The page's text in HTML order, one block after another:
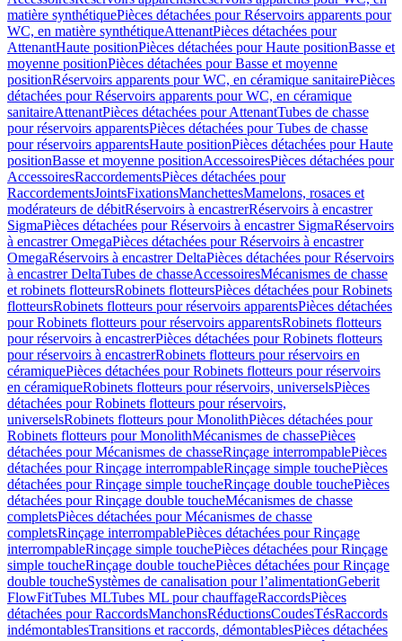
matière synthétiquePièces détachées pour Réservoirs apparents pour
WC, en matière synthétiqueAttenantPièces détachées pour
AttenantHaute positionPièces détachées pour Haute positionBasse et
moyenne positionPièces détachées pour Basse et moyenne
positionRéservoirs apparents pour WC, en céramique sanitairePièces
détachées pour Réservoirs apparents pour WC, en céramique
sanitaireAttenantPièces détachées pour AttenantTubes de chasse
pour réservoirs apparentsPièces détachées pour Tubes de chasse
pour réservoirs apparentsHaute positionPièces détachées pour Haute
positionBasse et moyenne positionAccessoiresPièces détachées pour
AccessoiresRaccordementsPièces détachées pour
RaccordementsJointsFixationsManchettesMamelons, rosaces et
modérateurs de débitRéservoirs à encastrerRéservoirs à encastrer
SigmaPièces détachées pour Réservoirs à encastrer SigmaRéservoirs
à encastrer OmegaPièces détachées pour Réservoirs à encastrer
OmegaRéservoirs à encastrer DeltaPièces détachées pour Réservoirs
à encastrer DeltaTubes de chasseAccessoiresMécanismes de chasse
et robinets flotteursRobinets flotteursPièces détachées pour Robinets
flotteursRobinets flotteurs pour réservoirs apparentsPièces détachées
pour Robinets flotteurs pour réservoirs apparentsRobinets flotteurs
pour réservoirs à encastrerPièces détachées pour Robinets flotteurs
pour réservoirs à encastrerRobinets flotteurs pour réservoirs en
céramiquePièces détachées pour Robinets flotteurs pour réservoirs
en céramiqueRobinets flotteurs pour réservoirs, universelsPièces
détachées pour Robinets flotteurs pour réservoirs,
universelsRobinets flotteurs pour MonolithPièces détachées pour
Robinets flotteurs pour MonolithMécanismes de chassePièces
détachées pour Mécanismes de chasseRinçage interrompablePièces
détachées pour Rinçage interrompableRinçage simple touchePièces
détachées pour Rinçage simple toucheRinçage double touchePièces
détachées pour Rinçage double toucheMécanismes de chasse
completsPièces détachées pour Mécanismes de chasse
completsRinçage interrompablePièces détachées pour Rinçage
interrompableRinçage simple touchePièces détachées pour Rinçage
simple toucheRinçage double touchePièces détachées pour Rinçage
double toucheSystèmes de canalisation pour l’alimentationGeberit
FlowFitTubes MLTubes ML pour chauffageRaccordsPièces
détachées pour RaccordsManchonsRéductionsCoudesTésRaccords
indémontablesTransitions et raccords, démontablesPièces détachées